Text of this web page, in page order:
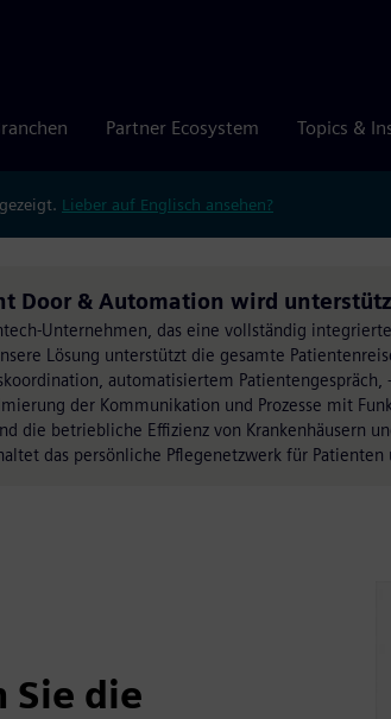
Partner Ecosystem Topics &
Lieber auf Englisch ansehen?
Door & Automation wird
Unternehmen, das eine vollständig
Lösung unterstützt die gesamte
automatisiertem
der Kommunikation und Prozesse mit
die betriebliche Effizienz von Krankenhäusern
das persönliche Pflegenetzwerk für
Sie die